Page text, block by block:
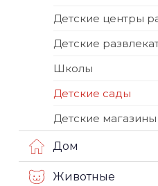
Детские центры
Детские
Школы
Детские сады
Детские магазины
Дом
Животные